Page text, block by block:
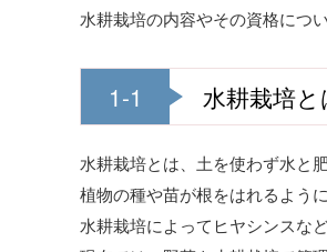
水耕栽培の内容やその資格につ
1-1 水耕栽培と
水耕栽培とは、土を使わず水と
植物の種や苗が根をはれるよう
水耕栽培によってヒヤシンスな